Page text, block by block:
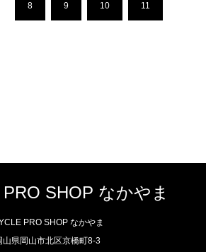
8 9 10 11
SHOP なかやま
PRO SHOP なかやま
山県岡山市北区京橋町8-3